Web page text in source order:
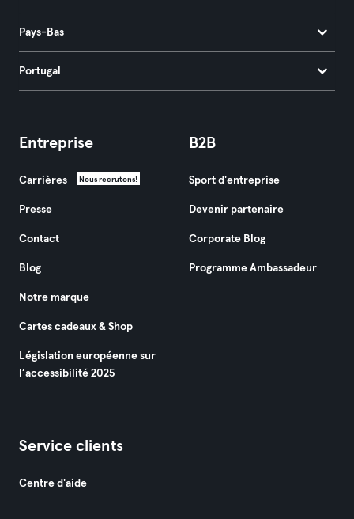
Pays-Bas
Portugal
Entreprise
Carrières Nous recrutons!
Presse
Contact
Blog
Notre marque
Cartes cadeaux & Shop
Législation européenne sur
l’accessibilité 2025
B2B
Sport d'entreprise
Devenir partenaire
Corporate Blog
Programme Ambassadeur
Service clients
Centre d'aide